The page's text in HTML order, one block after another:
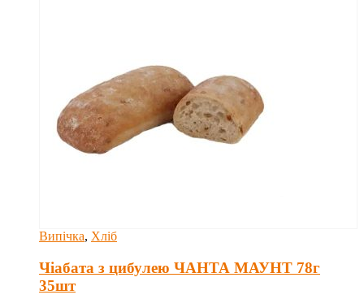
Випічка, Хліб
Чіабата з цибулею ЧАНТА МАУНТ 78г
35шт